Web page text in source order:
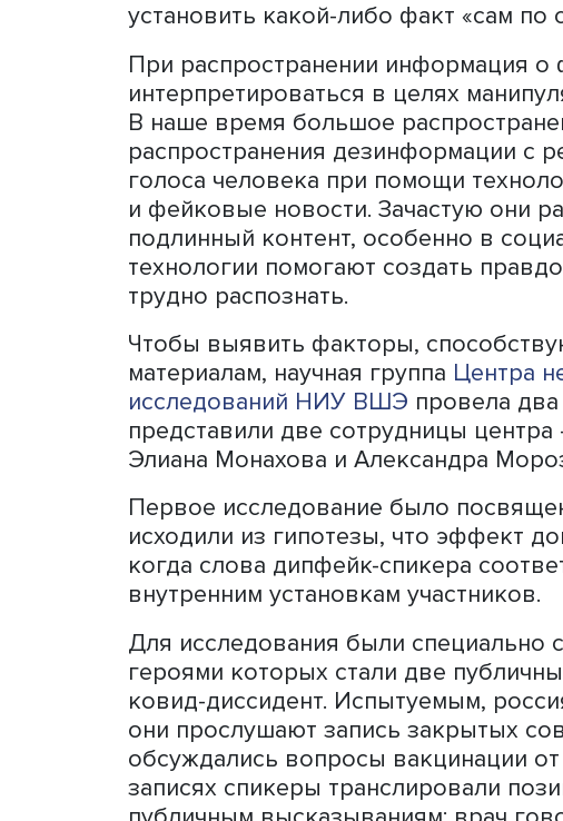
Семинар прошел в рамках
самостоятельность человека
реализуется по программе
Модератор семинара,
лаборатории социальной
Ключарев, открыл
на самом деле нет, а есть
установить какой-либо факт
При распространении
интерпретироваться в целях
В наше время большое
распространения
голоса человека при помощи
и фейковые новости. Зачастую
подлинный контент, особенно
технологии помогают
трудно распознать.
Чтобы выявить факторы,
материалам, научная группа
исследований НИУ ВШЭ
представили две сотрудницы
Элиана Монахова и